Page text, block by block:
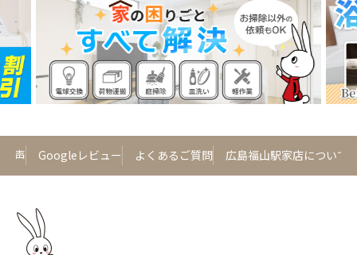
声 Googleレビュー よくあるご質問 広島福山駅家店について